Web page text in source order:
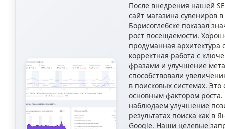
После внедрения нашей
сайт магазина сувениров в
Борисоглебске показал
рост посещаемости.
продуманная архитектура
корректная работа с
фразами и улучшение
способствовали
в поисковых системах. Это
основным фактором
наблюдаем улучшение
результатах поиска как в
Google. Наши целевые